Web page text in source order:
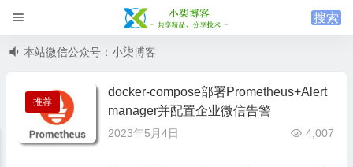
本站微信公众号：小柒博客
推荐
docker-compose部署Prometheus+Alert
manager并配置企业微信告警
2023年5月4日 4,007